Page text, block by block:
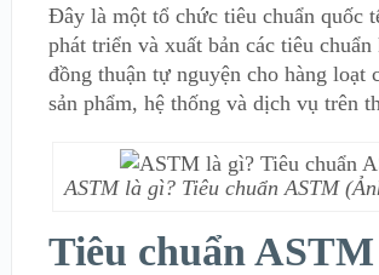
Đây là một tổ chức tiêu chuẩn quốc
phát triển và xuất bản các tiêu
đồng thuận tự nguyện cho hàng loạt
sản phẩm, hệ thống và dịch vụ trên
ASTM là gì? Tiêu chuẩn ASTM
Tiêu chuẩn ASTM